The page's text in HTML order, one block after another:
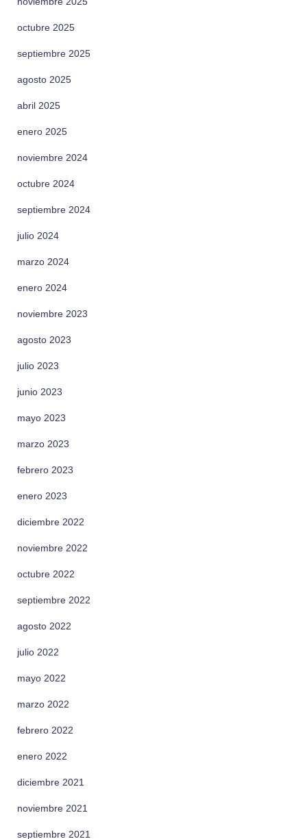
octubre 2025
septiembre 2025
agosto 2025
abril 2025
enero 2025
noviembre 2024
octubre 2024
septiembre 2024
julio 2024
marzo 2024
enero 2024
noviembre 2023
agosto 2023
julio 2023
junio 2023
mayo 2023
marzo 2023
febrero 2023
enero 2023
diciembre 2022
noviembre 2022
octubre 2022
septiembre 2022
agosto 2022
julio 2022
mayo 2022
marzo 2022
febrero 2022
enero 2022
diciembre 2021
noviembre 2021
septiembre 2021